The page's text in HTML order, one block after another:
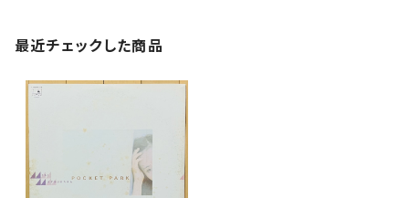
最近チェックした商品